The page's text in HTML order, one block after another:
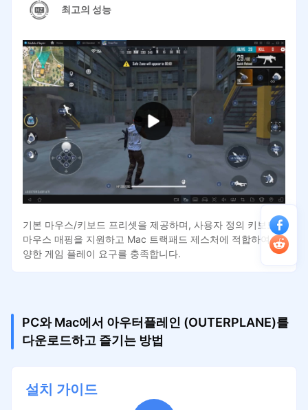
최고의 성능
기본 마우스/키보드 프리셋을 제공하며, 사용자 정의 키보드/
마우스 매핑을 지원하고 Mac 트랙패드 제스처에 적합하여 다
양한 게임 플레이 요구를 충족합니다.
PC와 Mac에서 아우터플레인 (OUTERPLANE)를
다운로드하고 즐기는 방법
설치 가이드